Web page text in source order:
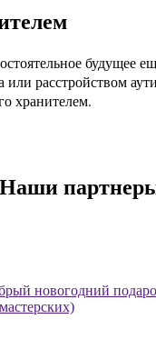
будущее
расстройством
хранителем.
Наши
новогодний